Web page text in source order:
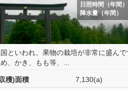
日照時間（年間）
降水量（年間）
といわれ、果物の栽培が非常に盛ん
、かき、もも等、...
穫)面積
7,130(a)